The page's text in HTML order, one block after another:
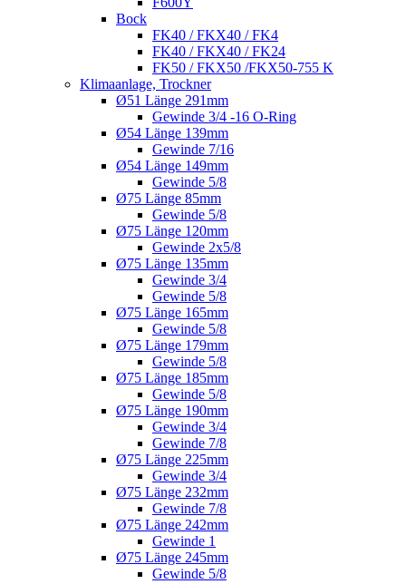
Bock
FK40 / FKX40 / FK4
FK40 / FKX40 / FK24
FK50 / FKX50 /FKX50-755 K
Klimaanlage, Trockner
Ø51 Länge 291mm
Gewinde 3/4 -16 O-Ring
Ø54 Länge 139mm
Gewinde 7/16
Ø54 Länge 149mm
Gewinde 5/8
Ø75 Länge 85mm
Gewinde 5/8
Ø75 Länge 120mm
Gewinde 2x5/8
Ø75 Länge 135mm
Gewinde 3/4
Gewinde 5/8
Ø75 Länge 165mm
Gewinde 5/8
Ø75 Länge 179mm
Gewinde 5/8
Ø75 Länge 185mm
Gewinde 5/8
Ø75 Länge 190mm
Gewinde 3/4
Gewinde 7/8
Ø75 Länge 225mm
Gewinde 3/4
Ø75 Länge 232mm
Gewinde 7/8
Ø75 Länge 242mm
Gewinde 1
Ø75 Länge 245mm
Gewinde 5/8